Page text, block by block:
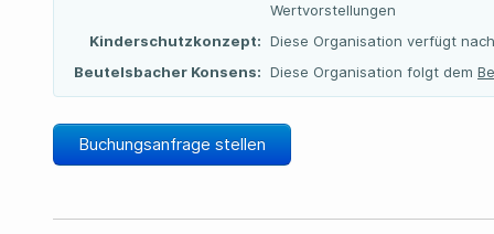
Wertvorstellungen
Kinderschutzkonzept: Diese Organisation verfügt
Beutelsbacher Konsens: Diese Organisation folgt dem
Buchungsanfrage stellen